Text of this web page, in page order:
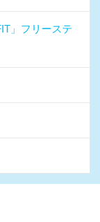
」フリーステ